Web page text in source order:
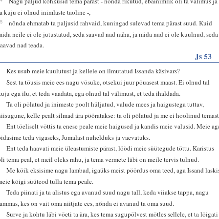
kuju ei olnud inimlaste taoline -,
nõnda ehmatab ta paljusid rahvaid, kuningad sulevad tema pärast suud. Kuid
neile ei ole jutustatud, seda saavad nad näha, ja mida nad ei ole kuulnud, seda
nad teada.
Js 53
Kes usub meie kuulutust ja kellele on ilmutatud Issanda käsivars?
Sest ta tõusis meie ees nagu võsuke, otsekui juur põuasest maast. Ei olnud tal
ega ilu, et teda vaadata, ega olnud tal välimust, et teda ihaldada.
Ta oli põlatud ja inimeste poolt hüljatud, valude mees ja haigustega tuttav,
kelle pealt silmad ära pööratakse: ta oli põlatud ja me ei hoolinud
Ent tõeliselt võttis ta enese peale meie haigused ja kandis meie valusid. Meie
teda vigaseks, Jumalast nuhelduks ja vaevatuks.
Ent teda haavati meie üleastumiste pärast, löödi meie süütegude tõttu. Karistus
tema peal, et meil oleks rahu, ja tema vermete läbi on meile tervis tulnud.
Me kõik eksisime nagu lambad, igaüks meist pöördus oma teed, aga Issand
kõigi süüteod tulla tema peale.
Teda piinati ja ta alistus ega avanud suud nagu tall, keda viiakse tappa, nagu
kes on vait oma niitjate ees, nõnda ei avanud ta oma suud.
Surve ja kohtu läbi võeti ta ära, kes tema sugupõlvest mõtles sellele, et ta lõigati